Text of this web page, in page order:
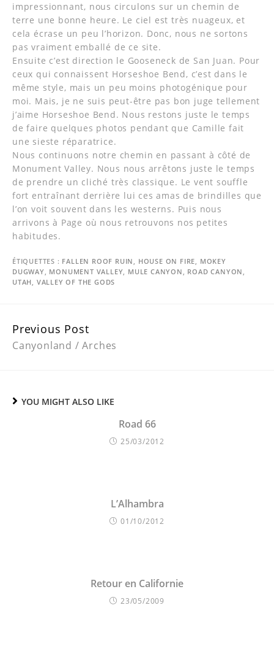
impressionnant, nous circulons sur un chemin de
terre une bonne heure. Le ciel est très nuageux, et
cela écrase un peu l’horizon. Donc, nous ne sortons
pas vraiment emballé de ce site.
Ensuite c’est direction le Gooseneck de San Juan. Pour
ceux qui connaissent Horseshoe Bend, c’est dans le
même style, mais un peu moins photogénique pour
moi. Mais, je ne suis peut-être pas bon juge tellement
j’aime Horseshoe Bend. Nous restons juste le temps
de faire quelques photos pendant que Camille fait
une sieste réparatrice.
Nous continuons notre chemin en passant à côté de
Monument Valley. Nous nous arrêtons juste le temps
de prendre un cliché très classique. Le vent souffle
fort entraînant derrière lui ces amas de brindilles que
l’on voit souvent dans les westerns. Puis nous
arrivons à Page où nous retrouvons nos petites
habitudes.
ÉTIQUETTES : FALLEN ROOF RUIN , HOUSE ON FIRE, MOKEY
DUGWAY, MONUMENT VALLEY, MULE CANYON , ROAD CANYON ,
UTAH, VALLEY OF THE GODS
Continue
Reading
Previous Post
Canyonland / Arches
YOU MIGHT ALSO LIKE
Road 66
25/03/2012
L’Alhambra
01/10/2012
Retour en Californie
23/05/2009